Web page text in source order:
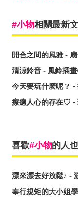
小物相關最新
開合之間的風雅 -
清涼鈴音 - 風鈴插
今天要玩什麼呢？ -
療癒人心的存在♡ -
喜歡 小物的人
漂來漂去好放鬆♪ -
奉行規矩的大小姐